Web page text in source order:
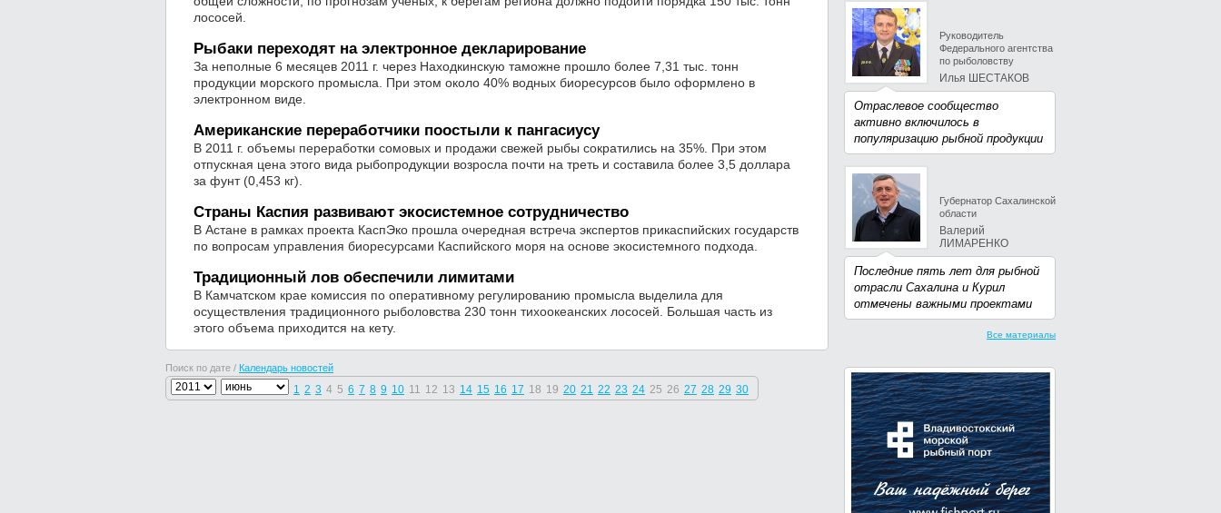
лососей.
Рыбаки переходят на электронное декларирование
За неполные 6 месяцев 2011 г. через Находкинскую таможне прошло более 7,31 тыс. тонн
продукции морского промысла. При этом около 40% водных биоресурсов было оформлено в
электронном виде.
Американские переработчики поостыли к пангасиусу
В 2011 г. объемы переработки сомовых и продажи свежей рыбы сократились на 35%. При этом
отпускная цена этого вида рыбопродукции возросла почти на треть и составила более 3,5 доллара
за фунт (0,453 кг).
Страны Каспия развивают экосистемное сотрудничество
В Астане в рамках проекта КаспЭко прошла очередная встреча экспертов прикаспийских государств
по вопросам управления биоресурсами Каспийского моря на основе экосистемного подхода.
Традиционный лов обеспечили лимитами
В Камчатском крае комиссия по оперативному регулированию промысла выделила для
осуществления традиционного рыболовства 230 тонн тихоокеанских лососей. Большая часть из
этого объема приходится на кету.
Поиск по дате / Календарь новостей
1 2 3 4 5 6 7 8 9 10 11 12 13 14 15 16 17 18 19 20 21 22 23 24 25 26 27 28 29 30
Руководитель
Федерального агентства
по рыболовству
Илья ШЕСТАКОВ
Отраслевое сообщество
активно включилось в
популяризацию рыбной продукции
Губернатор Сахалинской
области
Валерий
ЛИМАРЕНКО
Последние пять лет для рыбной
отрасли Сахалина и Курил
отмечены важными проектами
Все материалы